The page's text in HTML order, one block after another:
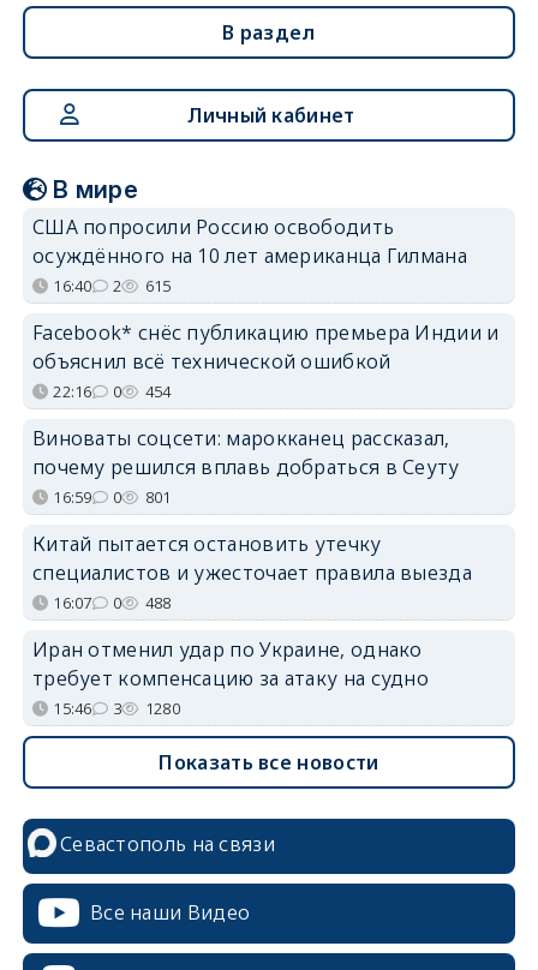
В раздел
Личный кабинет
В мире
США попросили Россию освободить
осуждённого на 10 лет американца Гилмана
16:40 2 615
Facebook* снёс публикацию премьера Индии и
объяснил всё технической ошибкой
22:16 0 454
Виноваты соцсети: марокканец рассказал,
почему решился вплавь добраться в Сеуту
16:59 0 801
Китай пытается остановить утечку
специалистов и ужесточает правила выезда
16:07 0 488
Иран отменил удар по Украине, однако
требует компенсацию за атаку на судно
15:46 3 1280
Показать все новости
Севастополь на связи
Все наши Видео